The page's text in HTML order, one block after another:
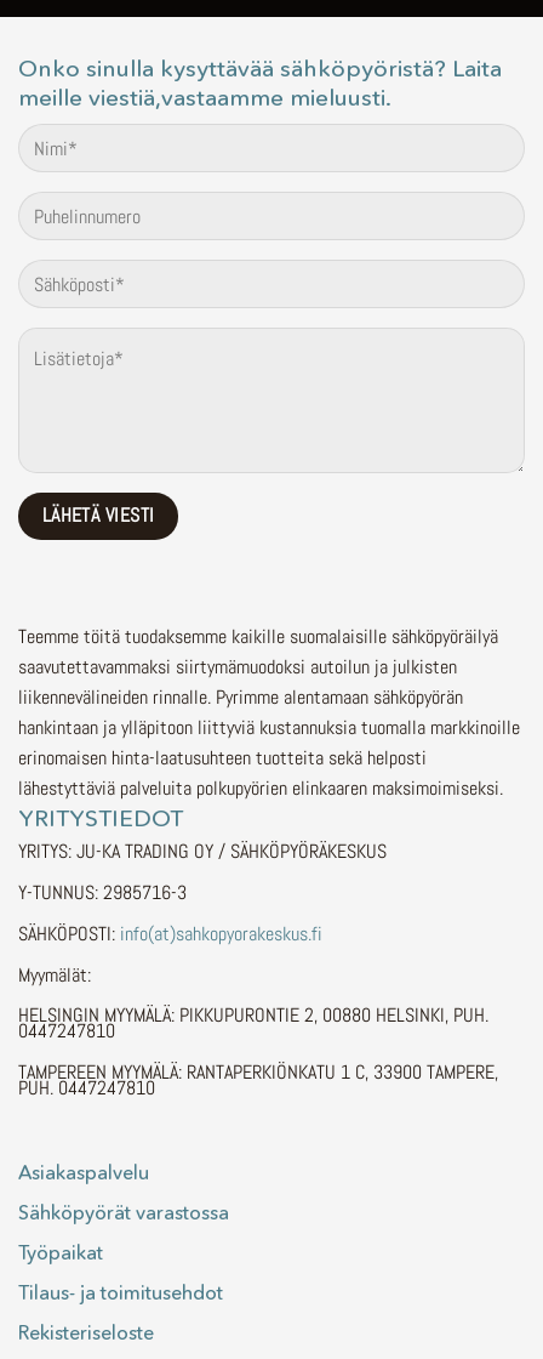
Onko sinulla kysyttävää sähköpyöristä? Laita
meille viestiä,vastaamme mieluusti.
Teemme töitä tuodaksemme kaikille suomalaisille sähköpyöräilyä
saavutettavammaksi siirtymämuodoksi autoilun ja julkisten
liikennevälineiden rinnalle. Pyrimme alentamaan sähköpyörän
hankintaan ja ylläpitoon liittyviä kustannuksia tuomalla markkinoille
erinomaisen hinta-laatusuhteen tuotteita sekä helposti
lähestyttäviä palveluita polkupyörien elinkaaren maksimoimiseksi.
YRITYSTIEDOT
YRITYS: JU-KA TRADING OY / SÄHKÖPYÖRÄKESKUS
Y-TUNNUS: 2985716-3
SÄHKÖPOSTI: info(at)sahkopyorakeskus.fi
Myymälät:
HELSINGIN MYYMÄLÄ: PIKKUPURONTIE 2, 00880 HELSINKI, PUH.
0447247810
TAMPEREEN MYYMÄLÄ: RANTAPERKIÖNKATU 1 C, 33900 TAMPERE,
PUH. 0447247810
Asiakaspalvelu
Sähköpyörät varastossa
Työpaikat
Tilaus- ja toimitusehdot
Rekisteriseloste